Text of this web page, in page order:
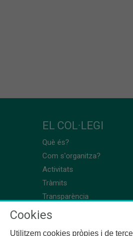
EL COL·LEGI
Què és?
Com s'organitza?
Activitats
Tràmits
Transparència
Cookies
Utilitzem cookies pròpies i de